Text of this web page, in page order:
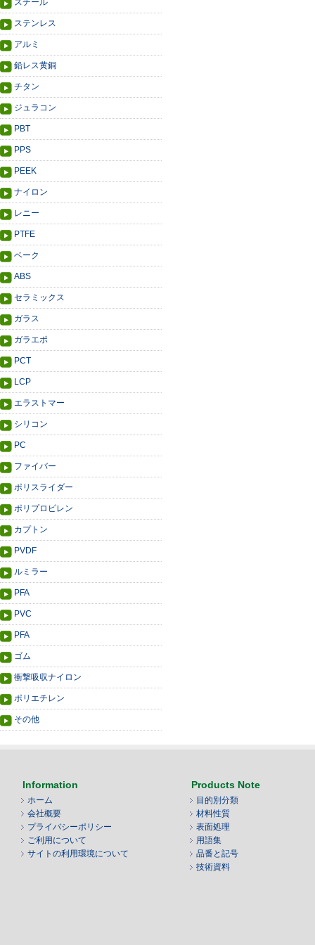
スチール
ステンレス
アルミ
鉛レス黄銅
チタン
ジュラコン
PBT
PPS
PEEK
ナイロン
レニー
PTFE
ベーク
ABS
セラミックス
ガラス
ガラエポ
PCT
LCP
エラストマー
シリコン
PC
ファイバー
ポリスライダー
ポリプロピレン
カプトン
PVDF
ルミラー
PFA
PVC
PFA
ゴム
衝撃吸収ナイロン
ポリエチレン
その他
Information
ホーム
会社概要
プライバシーポリシー
ご利用について
サイトの利用環境について
Products Note
目的別分類
材料性質
表面処理
用語集
品番と記号
技術資料